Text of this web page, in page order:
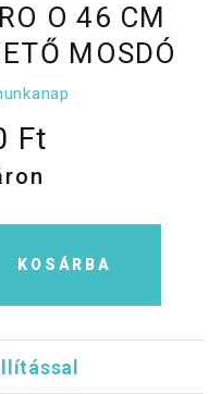
O 46 CM
MOSDÓ
Ft
KOSÁRBA